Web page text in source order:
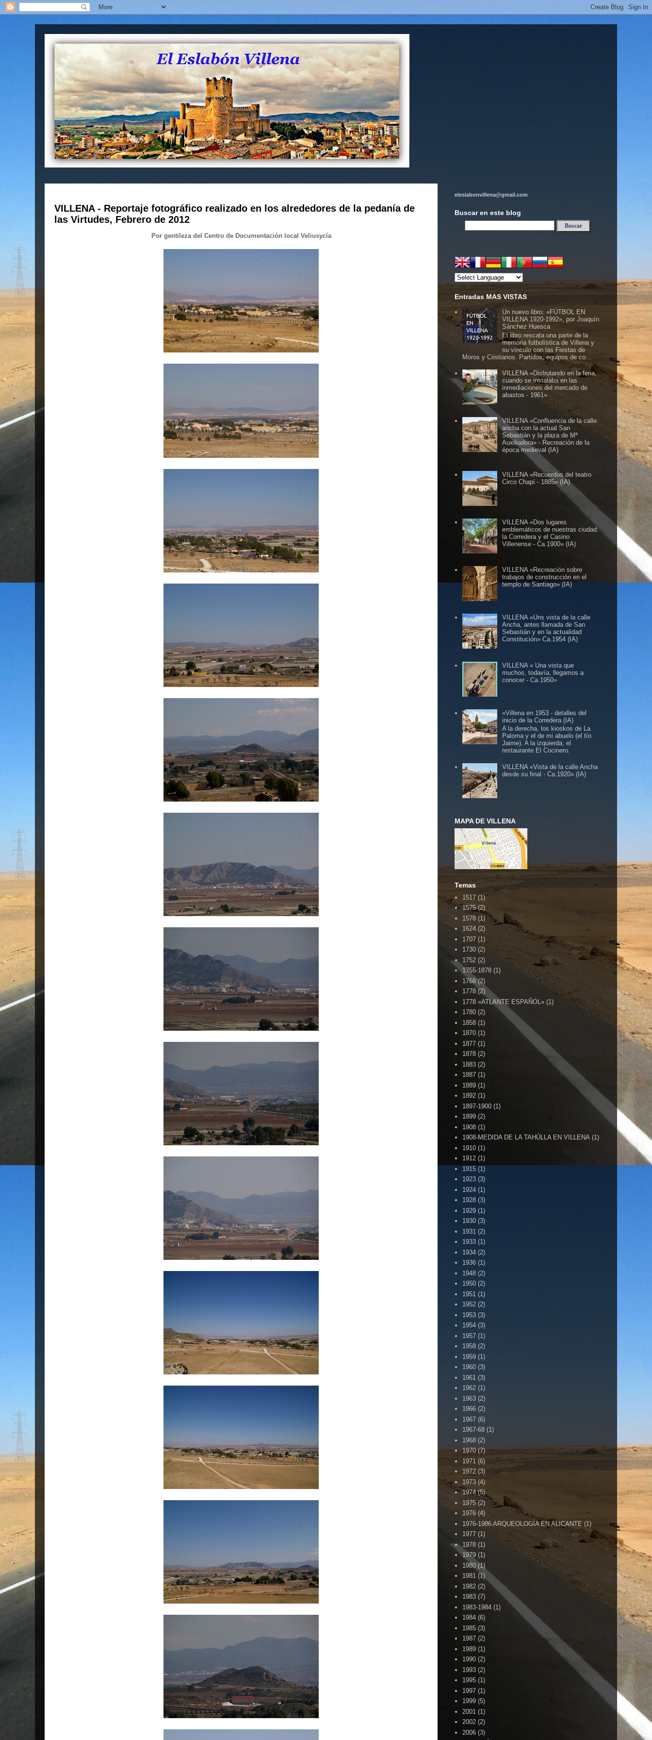
VILLENA - Reportaje fotográfico realizado en los alrededores de la pedanía de
las Virtudes, Febrero de 2012
Por gentileza del Centro de Documentación local Veliusycía
eleslabonvillena@gmail.com
Buscar en este blog
Entradas MAS VISTAS
Un nuevo libro: «FÚTBOL EN
VILLENA 1920-1992», por Joaquín
Sánchez Huesca
El libro rescata una parte de la
memoria futbolística de Villena y
su vínculo con las Fiestas de
Moros y Cristianos. Partidos, equipos de co...
VILLENA «Disfrutando en la feria,
cuando se instalaba en las
inmediaciones del mercado de
abastos - 1961»
VILLENA «Confluencia de la calle
ancha con la actual San
Sebastián y la plaza de Mª
Auxiliadora» - Recreación de la
época medieval (IA)
VILLENA «Recuerdos del teatro
Circo Chapí - 1885» (IA)
VILLENA «Dos lugares
emblemáticos de nuestras ciudad:
la Corredera y el Casino
Villenense - Ca.1900» (IA)
VILLENA «Recreación sobre
trabajos de construcción en el
templo de Santiago» (IA)
VILLENA «Uns vista de la calle
Ancha, antes llamada de San
Sebastián y en la actualidad
Constitución» Ca.1954 (IA)
VILLENA « Una vista que
muchos, todavía, llegamos a
conocer - Ca.1950»
«Villena en 1953 - detalles del
inicio de la Corredera (IA)
A la derecha, los kioskos de La
Paloma y el de mi abuelo (el tío
Jaime). A la izquierda, el
restaurante El Cocinero.
VILLENA «Vista de la calle Ancha
desde su final - Ca.1920» (IA)
MAPA DE VILLENA
Temas
1517 (1)
1575 (2)
1578 (1)
1624 (2)
1707 (1)
1730 (2)
1752 (2)
1755-1878 (1)
1768 (2)
1778 (2)
1778 «ATLANTE ESPAÑOL» (1)
1780 (2)
1858 (1)
1870 (1)
1877 (1)
1878 (2)
1883 (2)
1887 (1)
1889 (1)
1892 (1)
1897-1900 (1)
1899 (2)
1908 (1)
1908-MEDIDA DE LA TAHÚLLA EN VILLENA (1)
1910 (1)
1912 (1)
1915 (1)
1923 (3)
1924 (1)
1928 (3)
1929 (1)
1930 (3)
1931 (2)
1933 (1)
1934 (2)
1936 (1)
1948 (2)
1950 (2)
1951 (1)
1952 (2)
1953 (3)
1954 (3)
1957 (1)
1958 (2)
1959 (1)
1960 (3)
1961 (3)
1962 (1)
1963 (2)
1966 (2)
1967 (6)
1967-68 (1)
1968 (2)
1970 (7)
1971 (6)
1972 (3)
1973 (4)
1974 (5)
1975 (2)
1976 (4)
1976-1986 ARQUEOLOGÍA EN ALICANTE (1)
1977 (1)
1978 (1)
1979 (1)
1980 (1)
1981 (1)
1982 (2)
1983 (7)
1983-1984 (1)
1984 (6)
1985 (3)
1987 (2)
1989 (1)
1990 (2)
1993 (2)
1995 (1)
1997 (1)
1999 (5)
2001 (1)
2002 (2)
2006 (3)